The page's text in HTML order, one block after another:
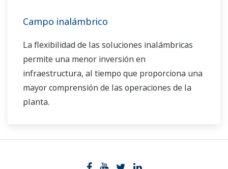
Campo inalámbrico
La flexibilidad de las soluciones inalámbricas
permite una menor inversión en
infraestructura, al tiempo que proporciona una
mayor comprensión de las operaciones de la
planta.